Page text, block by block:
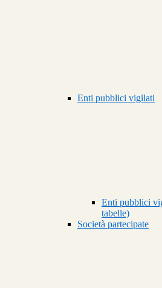
Enti pubblici vigilati
Enti pubblici
tabelle)
Società partecipate